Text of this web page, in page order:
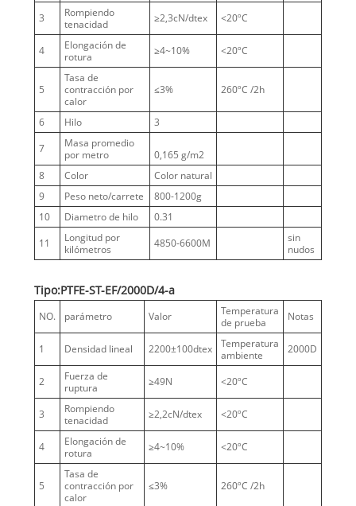
3
Rompiendo
tenacidad
≥2,3cN/dtex <20ºC
4
Elongación de
rotura
≥4~10% <20ºC
5
Tasa de
contracción por
calor
≤3% 260ºC /2h
6 Hilo
3
7
Masa promedio
por metro
0,165 g/m2
8
Color
Color natural
9
Peso neto/carrete
800-1200g
10
Diametro de hilo
0.31
11
Longitud por
kilómetros
4850-6600M
sin
nudos
Tipo:PTFE-ST-EF/2000D/4-a
NO. parámetro Valor
Temperatura
de prueba
Notas
1 Densidad lineal 2200±100dtex
Temperatura
ambiente
2000D
2
Fuerza de
ruptura
≥49N <20ºC
3
Rompiendo
tenacidad
≥2,2cN/dtex <20ºC
4
Elongación de
rotura
≥4~10% <20ºC
5
Tasa de
contracción por
calor
≤3% 260ºC /2h